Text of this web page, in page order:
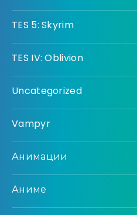
TES 5: Skyrim
TES IV: Oblivion
Uncategorized
Vampyr
Анимации
Аниме